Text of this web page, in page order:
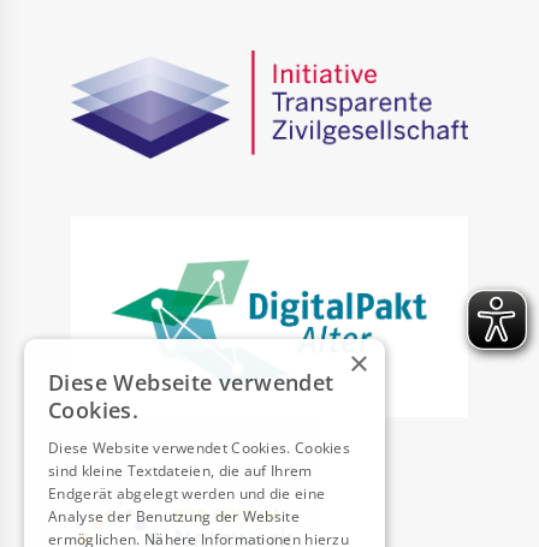
×
Diese Webseite verwendet
Cookies.
Diese Website verwendet Cookies. Cookies
sind kleine Textdateien, die auf Ihrem
Endgerät abgelegt werden und die eine
Analyse der Benutzung der Website
ermöglichen. Nähere Informationen hierzu